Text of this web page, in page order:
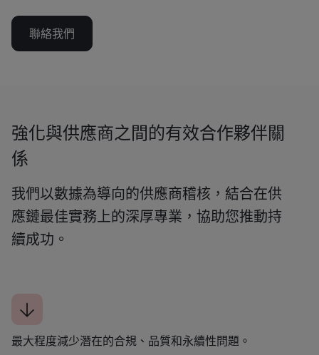
聯絡我們
強化與供應商之間的有效合作夥伴關
係
我們以數據為導向的供應商稽核，結合在供
應鏈最佳實務上的深厚專業，協助您推動持
續成功。
最大程度減少潛在的合規、品質和永續性問題。